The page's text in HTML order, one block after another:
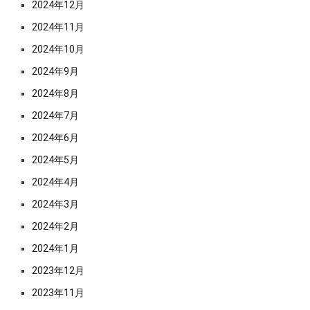
2024年12月
2024年11月
2024年10月
2024年9月
2024年8月
2024年7月
2024年6月
2024年5月
2024年4月
2024年3月
2024年2月
2024年1月
2023年12月
2023年11月